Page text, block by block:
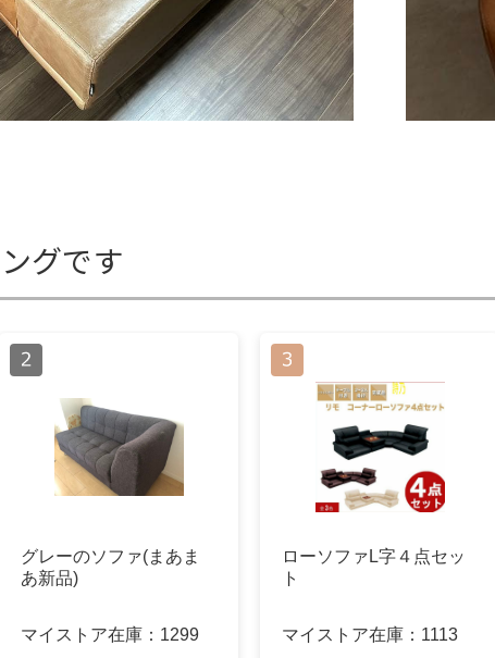
グです
グレーのソファ(まあま
あ新品)
マイストア在庫： 1299
ローソファL字４点セッ
ト
マイストア在庫： 1113